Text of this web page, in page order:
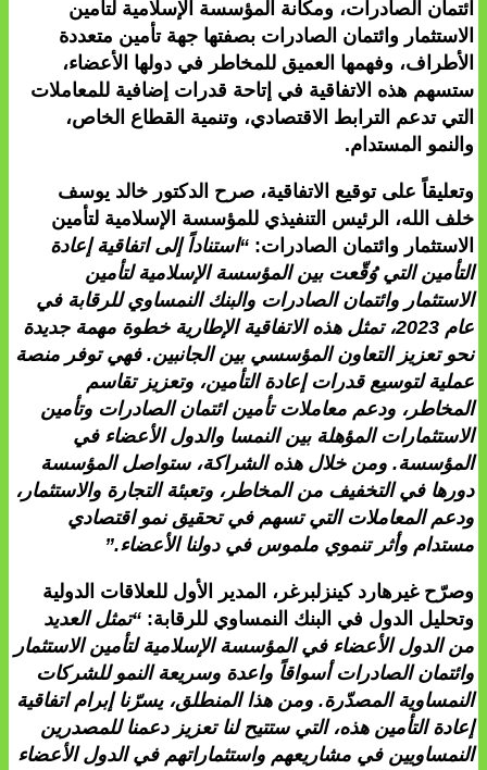
ائتمان الصادرات، ومكانة المؤسسة الإسلامية لتأمين
الاستثمار وائتمان الصادرات بصفتها جهة تأمين متعددة
الأطراف، وفهمها العميق للمخاطر في دولها الأعضاء،
ستسهم هذه الاتفاقية في إتاحة قدرات إضافية للمعاملات
التي تدعم الترابط الاقتصادي، وتنمية القطاع الخاص،
والنمو المستدام.
وتعليقاً على توقيع الاتفاقية، صرح الدكتور خالد يوسف
خلف الله، الرئيس التنفيذي للمؤسسة الإسلامية لتأمين
الاستثمار وائتمان الصادرات:“استناداً إلى اتفاقية إعادة
التأمين التي وُقّعت بين المؤسسة الإسلامية لتأمين
الاستثمار وائتمان الصادرات والبنك النمساوي للرقابة في
عام 2023، تمثل هذه الاتفاقية الإطارية خطوة مهمة جديدة
نحو تعزيز التعاون المؤسسي بين الجانبين. فهي توفر منصة
عملية لتوسيع قدرات إعادة التأمين، وتعزيز تقاسم
المخاطر، ودعم معاملات تأمين ائتمان الصادرات وتأمين
الاستثمارات المؤهلة بين النمسا والدول الأعضاء في
المؤسسة. ومن خلال هذه الشراكة، ستواصل المؤسسة
دورها في التخفيف من المخاطر، وتعبئة التجارة والاستثمار،
ودعم المعاملات التي تسهم في تحقيق نمو اقتصادي
مستدام وأثر تنموي ملموس في دولنا الأعضاء.”
وصرّح غيرهارد كينزلبرغر، المدير الأول للعلاقات الدولية
وتحليل الدول في البنك النمساوي للرقابة:“تمثل العديد
من الدول الأعضاء في المؤسسة الإسلامية لتأمين الاستثمار
وائتمان الصادرات أسواقاً واعدة وسريعة النمو للشركات
النمساوية المصدّرة. ومن هذا المنطلق، يسرّنا إبرام اتفاقية
إعادة التأمين هذه، التي ستتيح لنا تعزيز دعمنا للمصدرين
النمساويين في مشاريعهم واستثماراتهم في الدول الأعضاء